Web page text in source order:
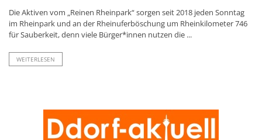
Die Aktiven vom „Reinen Rheinpark“ sorgen seit 2018 jeden Sonntag
im Rheinpark und an der Rheinuferböschung um Rheinkilometer 746
für Sauberkeit, denn viele Bürger*innen nutzen die ...
WEITERLESEN